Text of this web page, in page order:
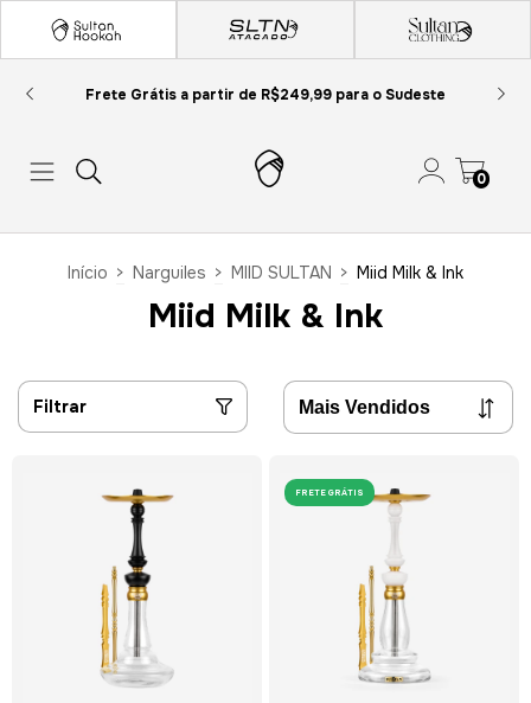
Frete Grátis a partir de R$249,99 para o Sudeste
0
Início > Narguiles > MIID SULTAN > Miid Milk & Ink
Miid Milk & Ink
Filtrar
FRETE GRÁTIS